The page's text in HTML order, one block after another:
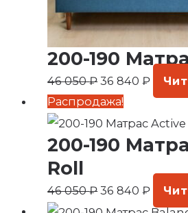
200-190
46 050₽ 36 840₽
Распродажа!
200-190
Roll
46 050₽
цена
составляла
050 ₽.
36 840₽
цена:
36